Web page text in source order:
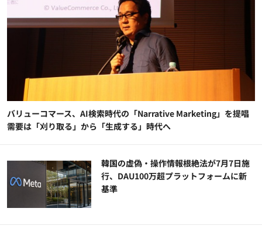
バリューコマース、AI検索時代の「Narrative Marketing」を提唱
需要は「刈り取る」から「生成する」時代へ
韓国の虚偽・操作情報根絶法が7月7日施
行、DAU100万超プラットフォームに新
基準